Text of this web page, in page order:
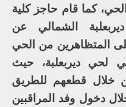
الحي، كما قام حاجز كلية
الشمالي عن
المتظاهرين من الحي
لحي ديربعلبة، حيث
خلال قطعهم للطريق
دخول وفد المراقبين